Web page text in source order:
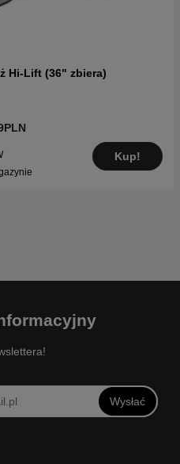
Hi-Lift (36" zbiera)
Kup!
Wysłać